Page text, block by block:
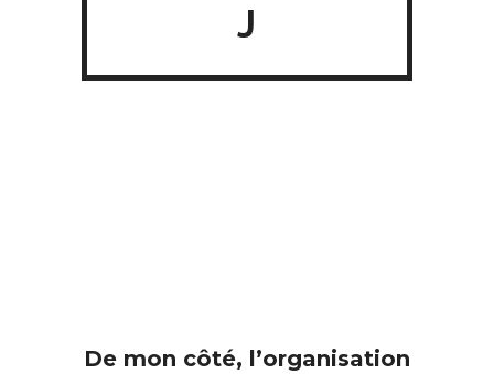
J
De mon côté, l’organisation